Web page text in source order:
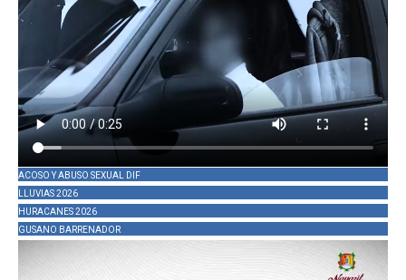
ACOSO Y ABUSO SEXUAL DIF
LLUVIAS 2026
HURACANES 2026
GUSANO BARRENADOR